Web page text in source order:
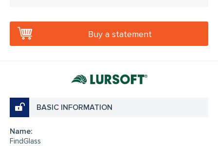
Buy a statement
BASIC INFORMATION
Name:
FindGlass